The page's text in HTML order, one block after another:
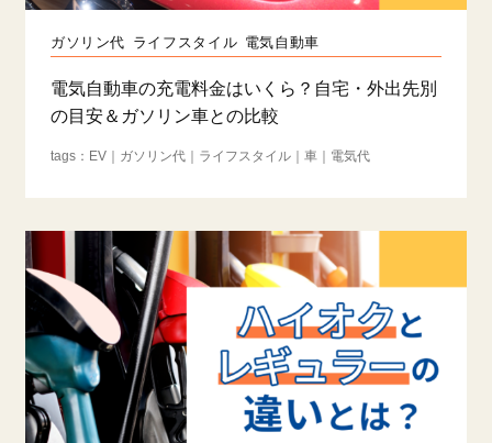
ガソリン代 ライフスタイル 電気自動車
電気自動車の充電料金はいくら？自宅・外出先別
の目安＆ガソリン車との比較
EV ガソリン代 ライフスタイル 車 電気代